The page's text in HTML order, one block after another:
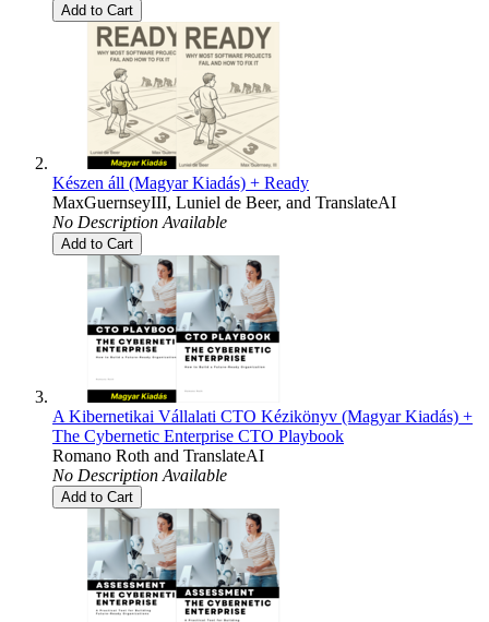
Add to Cart
Készen áll (Magyar Kiadás) + Ready
MaxGuernseyIII, Luniel de Beer, and TranslateAI
No Description Available
Add to Cart
A Kibernetikai Vállalati CTO Kézikönyv (Magyar Kiadás) +
The Cybernetic Enterprise CTO Playbook
Romano Roth and TranslateAI
No Description Available
Add to Cart